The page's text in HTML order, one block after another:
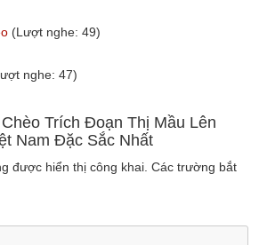
(Lượt nghe: 49)
nghe: 47)
Trích Đoạn Thị Mầu Lên
Nam Đặc Sắc Nhất
được hiển thị công khai. Các trường bắt